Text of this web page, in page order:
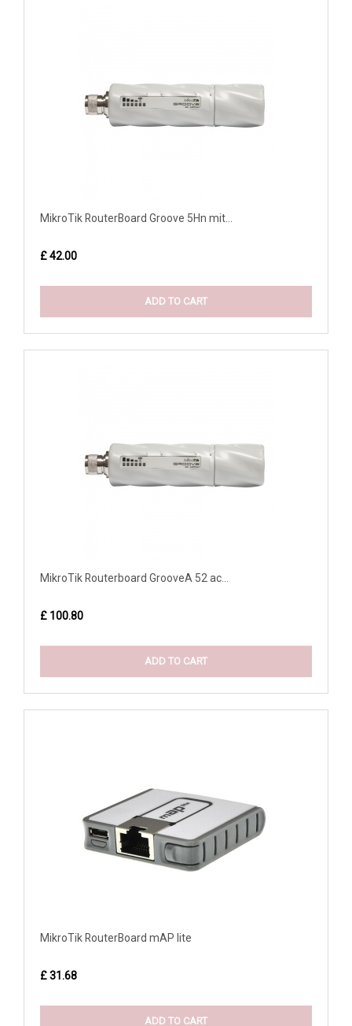
MikroTik RouterBoard Groove 5Hn mit...
£ 42.00
ADD TO CART
MikroTik Routerboard GrooveA 52 ac...
£ 100.80
ADD TO CART
MikroTik RouterBoard mAP lite
£ 31.68
ADD TO CART